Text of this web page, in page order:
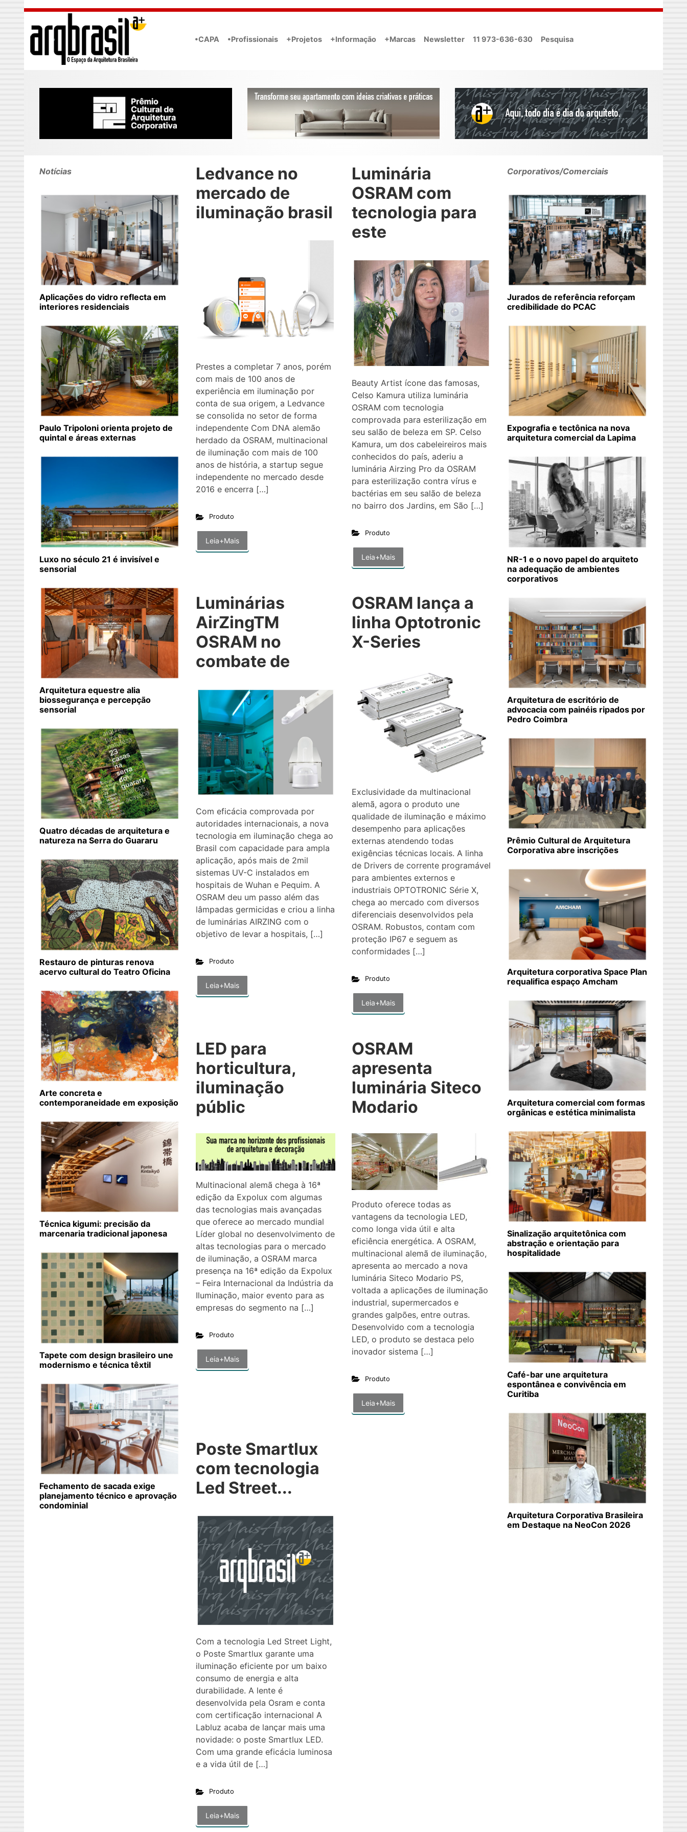
Skip to main content
•CAPA •Profissionais +Projetos +Informação +Marcas Newsletter 11 973-636-630 Pesquisa
Ledvance no
mercado de
iluminação brasil
Prestes a completar 7 anos, porém
com mais de 100 anos de
experiência em iluminação por
conta de sua origem, a Ledvance
se consolida no setor de forma
independente Com DNA alemão
herdado da OSRAM, multinacional
de iluminação com mais de 100
anos de história, a startup segue
independente no mercado desde
2016 e encerra […]
Produto
Leia+Mais
Luminária
OSRAM com
tecnologia para
este
Beauty Artist ícone das famosas,
Celso Kamura utiliza luminária
OSRAM com tecnologia
comprovada para esterilização em
seu salão de beleza em SP. Celso
Kamura, um dos cabeleireiros mais
conhecidos do país, aderiu a
luminária Airzing Pro da OSRAM
para esterilização contra vírus e
bactérias em seu salão de beleza
no bairro dos Jardins, em São […]
Produto
Leia+Mais
Luminárias
AirZingTM
OSRAM no
combate de
Com eficácia comprovada por
autoridades internacionais, a nova
tecnologia em iluminação chega ao
Brasil com capacidade para ampla
aplicação, após mais de 2mil
sistemas UV-C instalados em
hospitais de Wuhan e Pequim. A
OSRAM deu um passo além das
lâmpadas germicidas e criou a linha
de luminárias AIRZING com o
objetivo de levar a hospitais, […]
Produto
Leia+Mais
OSRAM lança a
linha Optotronic
X-Series
Exclusividade da multinacional
alemã, agora o produto une
qualidade de iluminação e máximo
desempenho para aplicações
externas atendendo todas
exigências técnicas locais. A linha
de Drivers de corrente programável
para ambientes externos e
industriais OPTOTRONIC Série X,
chega ao mercado com diversos
diferenciais desenvolvidos pela
OSRAM. Robustos, contam com
proteção IP67 e seguem as
conformidades […]
Produto
Leia+Mais
LED para
horticultura,
iluminação
públic
Multinacional alemã chega à 16ª
edição da Expolux com algumas
das tecnologias mais avançadas
que oferece ao mercado mundial
Líder global no desenvolvimento de
altas tecnologias para o mercado
de iluminação, a OSRAM marca
presença na 16ª edição da Expolux
– Feira Internacional da Indústria da
Iluminação, maior evento para as
empresas do segmento na […]
Produto
Leia+Mais
OSRAM
apresenta
luminária Siteco
Modario
Produto oferece todas as
vantagens da tecnologia LED,
como longa vida útil e alta
eficiência energética. A OSRAM,
multinacional alemã de iluminação,
apresenta ao mercado a nova
luminária Siteco Modario PS,
voltada a aplicações de iluminação
industrial, supermercados e
grandes galpões, entre outras.
Desenvolvido com a tecnologia
LED, o produto se destaca pelo
inovador sistema […]
Produto
Leia+Mais
Poste Smartlux
com tecnologia
Led Street...
Com a tecnologia Led Street Light,
o Poste Smartlux garante uma
iluminação eficiente por um baixo
consumo de energia e alta
durabilidade. A lente é
desenvolvida pela Osram e conta
com certificação internacional A
Labluz acaba de lançar mais uma
novidade: o poste Smartlux LED.
Com uma grande eficácia luminosa
e a vida útil de […]
Produto
Leia+Mais
Notícias
Aplicações do vidro reflecta em
interiores residenciais
Paulo Tripoloni orienta projeto de
quintal e áreas externas
Luxo no século 21 é invisível e
sensorial
Arquitetura equestre alia
biossegurança e percepção
sensorial
Quatro décadas de arquitetura e
natureza na Serra do Guararu
Restauro de pinturas renova
acervo cultural do Teatro Oficina
Arte concreta e
contemporaneidade em exposição
Técnica kigumi: precisão da
marcenaria tradicional japonesa
Tapete com design brasileiro une
modernismo e técnica têxtil
Fechamento de sacada exige
planejamento técnico e aprovação
condominial
Corporativos/Comerciais
Jurados de referência reforçam
credibilidade do PCAC
Expografia e tectônica na nova
arquitetura comercial da Lapima
NR-1 e o novo papel do arquiteto
na adequação de ambientes
corporativos
Arquitetura de escritório de
advocacia com painéis ripados por
Pedro Coimbra
Prêmio Cultural de Arquitetura
Corporativa abre inscrições
Arquitetura corporativa Space Plan
requalifica espaço Amcham
Arquitetura comercial com formas
orgânicas e estética minimalista
Sinalização arquitetônica com
abstração e orientação para
hospitalidade
Café-bar une arquitetura
espontânea e convivência em
Curitiba
Arquitetura Corporativa Brasileira
em Destaque na NeoCon 2026